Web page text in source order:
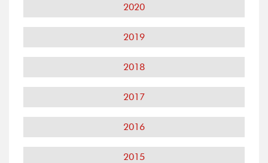
2020
2019
2018
2017
2016
2015